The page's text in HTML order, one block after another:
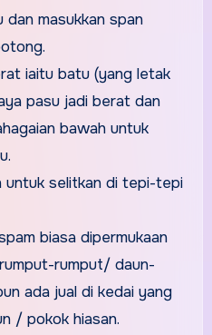
dan masukkan span
iaitu batu (yang letak
pasu jadi berat dan
bawah untuk
untuk selitkan di tepi-tepi
biasa dipermukaan
rumput/ daun-
ada jual di kedai yang
/ pokok hiasan.